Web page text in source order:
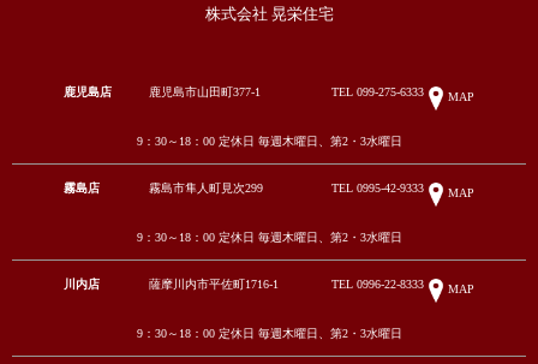
株式会社 晃栄住宅
鹿児島店 鹿児島市山田町377-1 TEL099-275-6333 MAP
9：30～18：00 定休日 毎週木曜日、第2・3水曜日
霧島店 霧島市隼人町見次299 TEL0995-42-9333 MAP
9：30～18：00 定休日 毎週木曜日、第2・3水曜日
川内店 薩摩川内市平佐町1716-1 TEL0996-22-8333 MAP
9：30～18：00 定休日 毎週木曜日、第2・3水曜日